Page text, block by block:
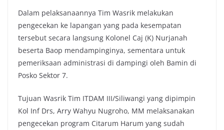
Dalam pelaksanaannya Tim Wasrik melakukan
pengecekan ke lapangan yang pada kesempatan
tersebut secara langsung Kolonel Caj (K) Nurjanah
beserta Baop mendampinginya, sementara untuk
pemeriksaan administrasi di dampingi oleh Bamin di
Posko Sektor 7.
Tujuan Wasrik Tim ITDAM III/Siliwangi yang dipimpin
Kol Inf Drs, Arry Wahyu Nugroho, MM melaksanakan
pengecekan program Citarum Harum yang sudah